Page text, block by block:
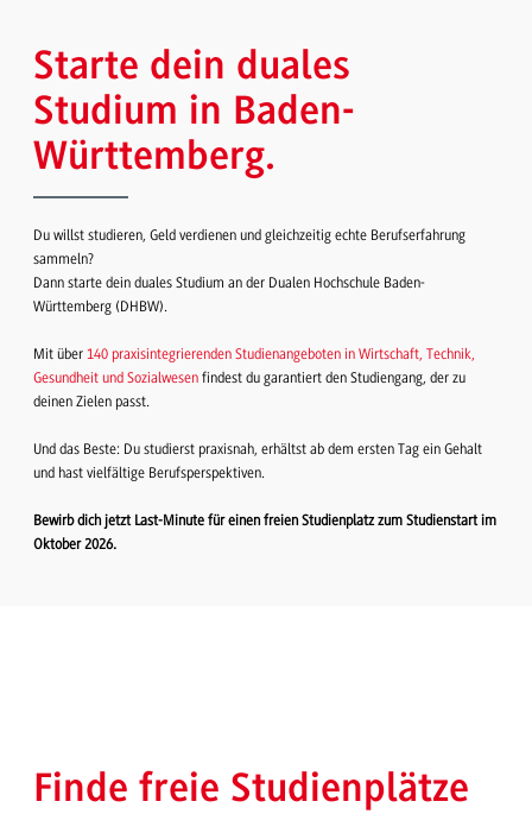
Starte dein duales
Studium in Baden-
Württemberg.
Du willst studieren, Geld verdienen und gleichzeitig echte Berufserfahrung
sammeln?
Dann starte dein duales Studium an der Dualen Hochschule Baden-
Württemberg (DHBW).
Mit über 140 praxisintegrierenden Studienangeboten in Wirtschaft, Technik,
Gesundheit und Sozialwesen findest du garantiert den Studiengang, der zu
deinen Zielen passt.
Und das Beste: Du studierst praxisnah, erhältst ab dem ersten Tag ein Gehalt
und hast vielfältige Berufsperspektiven.
Bewirb dich jetzt Last-Minute für einen freien Studienplatz zum Studienstart im
Oktober 2026.
Finde freie Studienplätze